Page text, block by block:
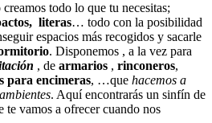
creamos todo lo que tu necesitas;
literas… todo con la posibilidad
espacios más recogidos y sacarle
. Disponemos , a la vez para
, de armarios , rinconeros,
para encimeras, …que hacemos a
. Aquí encontrarás un sinfín de
te vamos a ofrecer cuando nos